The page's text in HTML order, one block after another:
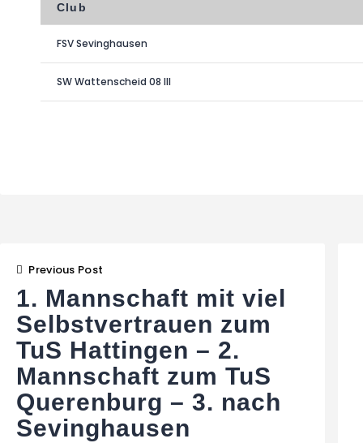
Club
FSV Sevinghausen
SW Wattenscheid 08 III
Previous Post
1. Mannschaft mit viel
Selbstvertrauen zum
TuS Hattingen – 2.
Mannschaft zum TuS
Querenburg – 3. nach
Sevinghausen